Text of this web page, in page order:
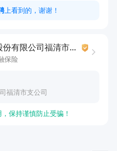
息
上看到的，谢谢！
中国人寿保险股份有限公司福清市支公司
保险
福清市支公司
保持谨慎防止受骗！